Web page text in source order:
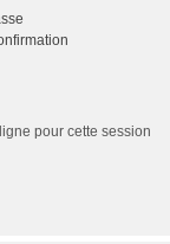
pour cette session